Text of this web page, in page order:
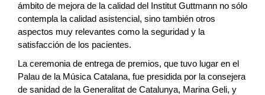
ámbito de mejora de la calidad del Institut Guttmann no sólo
contempla la calidad asistencial, sino también otros
aspectos muy relevantes como la seguridad y la
satisfacción de los pacientes.
La ceremonia de entrega de premios, que tuvo lugar en el
Palau de la Música Catalana, fue presidida por la consejera
de sanidad de la Generalitat de Catalunya, Marina Geli, y